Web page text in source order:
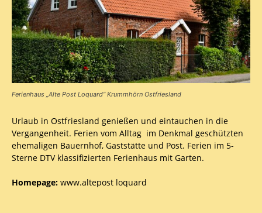
Ferienhaus „Alte Post Loquard“ Krummhörn Ostfriesland
Urlaub in Ostfriesland genießen und eintauchen in die
Vergangenheit. Ferien vom Alltag im Denkmal geschützten
ehemaligen Bauernhof, Gaststätte und Post. Ferien im 5-
Sterne DTV klassifizierten Ferienhaus mit Garten.
Homepage: www.altepost loquard